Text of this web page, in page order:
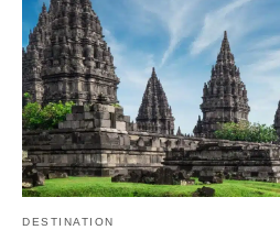
DESTINATION